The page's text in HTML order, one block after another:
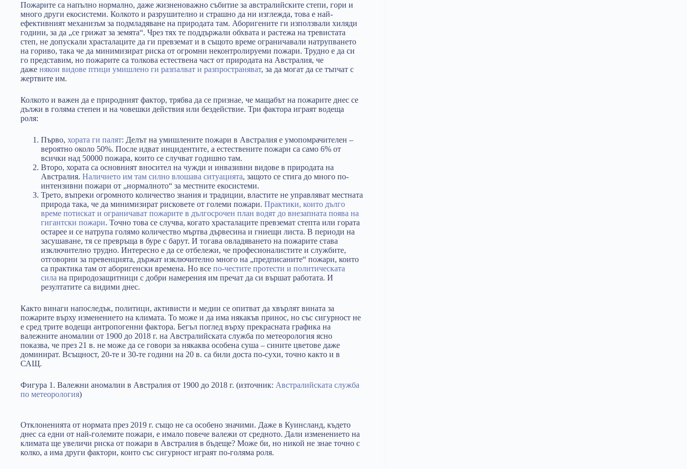
Пожарите са напълно нормално, даже жизненоважно събитие за австралийските степи, гори и
много други екосистеми. Колкото и разрушително и страшно да ни изглежда, това е най-
ефективният механизъм за подмладяване на природата там. Аборигените ги използвали хиляди
години, за да „се грижат за земята“. Чрез тях те поддържали обхвата и растежа на тревистата
степ, не допускали храсталаците да ги превземат и в същото време ограничавали натрупването
на гориво, така че да минимизират риска от огромни неконтролируеми пожари. Трудно е да си
го представим, но пожарите са толкова естествена част от природата на Австралия, че
даже някои видове птици умишлено ги разпалват и разпространяват, за да могат да се тъпчат с
жертвите им.
Колкото и важен да е природният фактор, трябва да се признае, че мащабът на пожарите днес се
дължи в голяма степен и на човешки действия или бездействие. Три фактора играят водеща
роля:
Първо, хората ги палят: Делът на умишлените пожари в Австралия е умопомрачителен –
вероятно около 50%. После идват инцидентите, а естествените пожари са само 6% от
всички над 50000 пожара, които се случват годишно там.
Второ, хората са основният вносител на чужди и инвазивни видове в природата на
Австралия. Наличието им там силно влошава ситуацията, защото се стига до много по-
интензивни пожари от „нормалното“ за местните екосистеми.
Трето, въпреки огромното количество знания и традиции, властите не управляват местната
природа така, че да минимизират рисковете от големи пожари. Практики, които дълго
време потискат и ограничават пожарите в дългосрочен план водят до внезапната поява на
гигантски пожари. Точно това се случва, когато храсталаците превземат степта или гората
остарее и се натрупа голямо количество мъртва дървесина и гниещи листа. В периоди на
засушаване, тя се превръща в буре с барут. И тогава овладяването на пожарите става
изключително трудно. Интересно е да се отбележи, че професионалистите и службите,
отговорни за превенцията, държат изключително много на „предписаните“ пожари, които
са практика там от аборигенски времена. Но все по-честите протести и политическата
сила на природозащитници с добри намерения им пречат да си вършат работата. И
резултатите са видими днес.
Както винаги напоследък, политици, активисти и медии се опитват да хвърлят вината за
пожарите върху изменението на климата. То може и да има някакъв принос, но със сигурност не
е сред трите водещи антропогенни фактора. Бегъл поглед върху прекрасната графика на
валежните аномалии от 1900 до 2018 г. на Австралийската служба по метеорология ясно
показва, че през 21 в. не може да се говори за някаква особена суша – сините цветове даже
доминират. Всъщност, 20-те и 30-те години на 20 в. са били доста по-сухи, точно както и в
САЩ.
Фигура 1. Валежни аномалии в Австралия от 1900 до 2018 г. (източник: Австралийската служба
по метеорология)
Отклоненията от нормата през 2019 г. също не са особено значими. Даже в Куинсланд, където
днес са едни от най-големите пожари, е имало повече валежи от средното. Дали изменението на
климата ще увеличи риска от пожари в Австралия в бъдеще? Може би, но никой не знае точно с
колко, а има други фактори, които със сигурност играят по-голяма роля.